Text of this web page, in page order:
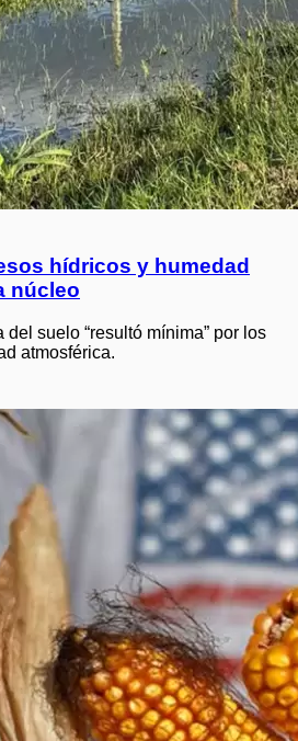
hídricos y humedad
núcleo
suelo “resultó mínima” por los
atmosférica.